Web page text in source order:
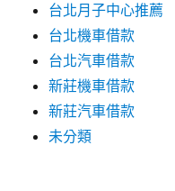
台北月子中心推薦
台北機車借款
台北汽車借款
新莊機車借款
新莊汽車借款
未分類